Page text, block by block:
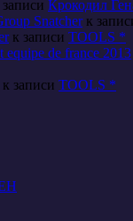
Крокодил
Snatcherк
к записи TOOLS *
equipe de france 2013
к записи TOOLS *